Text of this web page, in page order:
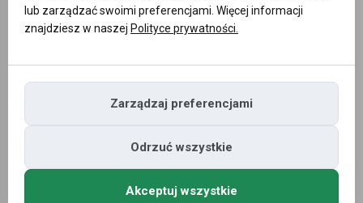
Filtry
Niestety nie znaleziono ofert pracy dla wyszukiwania ...
lub zarządzać swoimi preferencjami. Więcej informacji
znajdziesz w naszej Polityce prywatności.
Zarządzaj preferencjami
Odrzuć wszystkie
Akceptuj wszystkie